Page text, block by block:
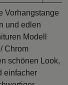
Vorhangstange
und edlen
Modell
Chrom
schönen Look,
einfacher